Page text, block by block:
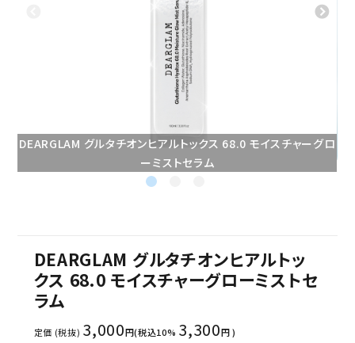
DEARGLAM グルタチオンヒアルトックス 68.0 モイスチャーグロ
ーミストセラム
DEARGLAM グルタチオンヒアルトッ
クス 68.0 モイスチャーグローミストセ
ラム
定価 (税抜) 3,000円(税込10% 3,300円 )